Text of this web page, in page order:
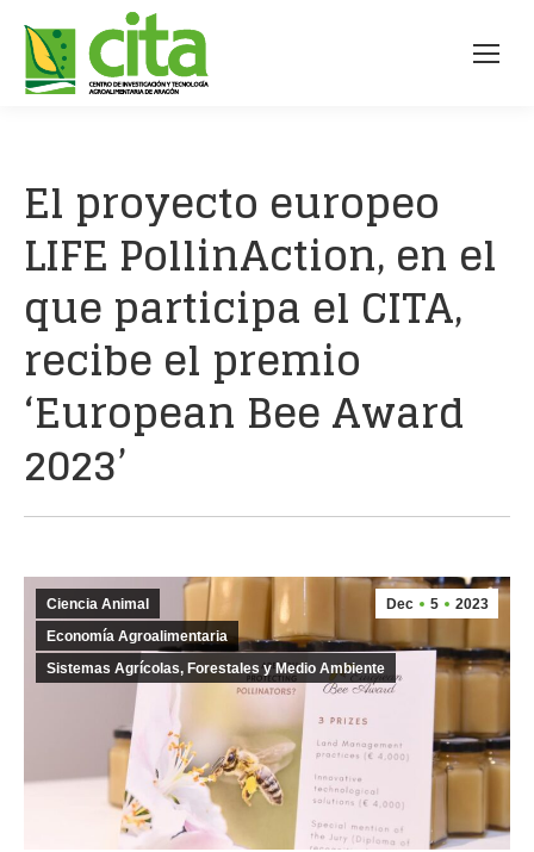
El proyecto europeo
LIFE PollinAction, en el
que participa el CITA,
recibe el premio
‘European Bee Award
2023’
Dec 5 2023
Ciencia Animal
Economía Agroalimentaria
Sistemas Agrícolas, Forestales y Medio Ambiente